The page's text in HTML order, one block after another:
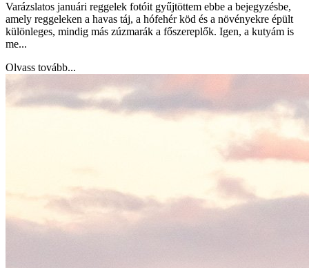
Varázslatos januári reggelek fotóit gyűjtöttem ebbe a bejegyzésbe,
amely reggeleken a havas táj, a hófehér köd és a növényekre épült
különleges, mindig más zúzmarák a főszereplők. Igen, a kutyám is
me...
Olvass tovább...